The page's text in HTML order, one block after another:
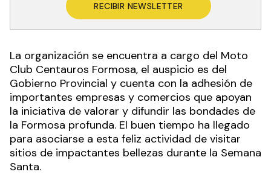
RECIBIR NEWSLETTER
La organización se encuentra a cargo del Moto
Club Centauros Formosa, el auspicio es del
Gobierno Provincial y cuenta con la adhesión de
importantes empresas y comercios que apoyan
la iniciativa de valorar y difundir las bondades de
la Formosa profunda. El buen tiempo ha llegado
para asociarse a esta feliz actividad de visitar
sitios de impactantes bellezas durante la Semana
Santa.